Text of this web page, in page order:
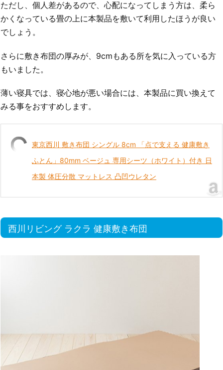
ただし、個人差があるので、心配になってしまう方は、柔ら
かくなっている畳の上に本製品を敷いて利用したほうが良い
でしょう。
さらに敷き布団の厚みが、9cmもある所を気に入っている方
もいました。
薄い寝具では、寝心地が悪い場合には、本製品に買い換えて
みる事をおすすめします。
東京西川 敷き布団 シングル 8cm 「点で支える 健康敷き
ふとん」80mm ベージュ 専用シーツ（ホワイト）付き 日
本製 体圧分散 マットレス 凸凹ウレタン
西川リビング ラクラ 健康敷き布団